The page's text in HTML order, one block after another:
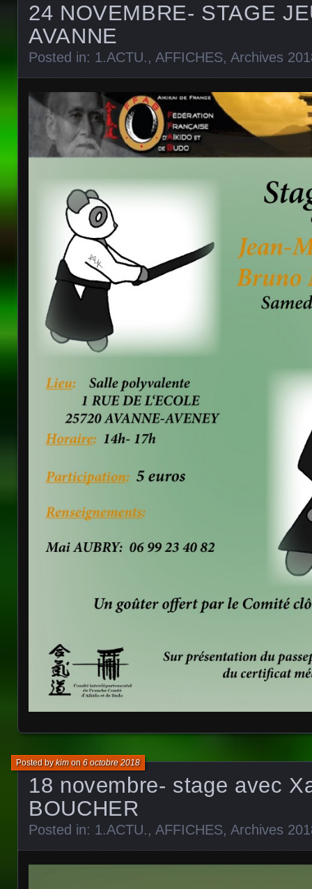
24 NOVEMBRE- STAGE
AVANNE
Posted in: 1.ACTU., AFFICHES, Archives
18 novembre- stage avec
BOUCHER
Posted bykimon6 octobre 2018
Posted in: 1.ACTU., AFFICHES, Archives